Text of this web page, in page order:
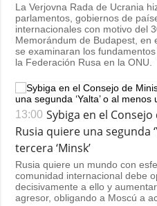
Crimen
Desastres y
emergencias
Podcasts
Publicaciones
Entrevistas
Fotos
Video
La Verjovna Rada de Ucrania
parlamentos, gobiernos de
internacionales con motivo del
Memorándum de Budapest, en
se examinaran los
la Federación Rusa en la ONU.
13:00 Sybiga en el
Rusia quiere una segunda
tercera ‘Minsk’
Rusia quiere un mundo con
comunidad internacional debe
decisivamente a ello y
agresor, obligando a Moscú a